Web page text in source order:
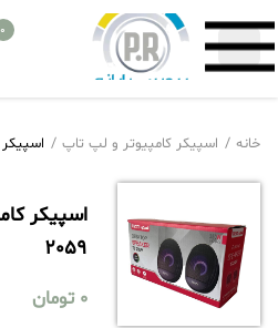
0
خانه اسپیکر کامپیوتر و لپ تاپ اسپیکر
اسپیکر
2059
0 تومان